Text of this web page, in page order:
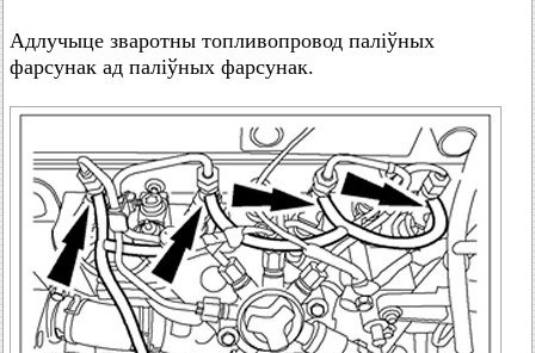
Адлучыце зваротны топливопровод паліўных
фарсунак ад паліўных фарсунак.